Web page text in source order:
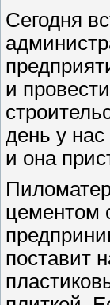
Сегодня
и
день у
и она
цементом
поставит